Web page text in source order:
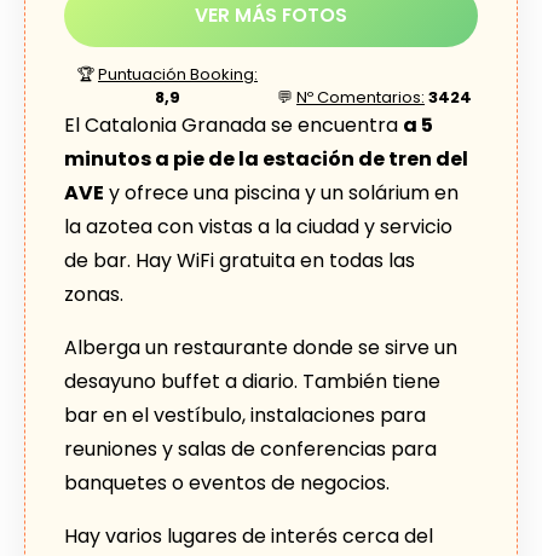
VER MÁS FOTOS
🏆Puntuación Booking:
8,9
💬 Nº Comentarios: 3424
El Catalonia Granada se encuentra a 5
minutos a pie de la estación de tren del
AVE y ofrece una piscina y un solárium en
la azotea con vistas a la ciudad y servicio
de bar. Hay WiFi gratuita en todas las
zonas.
Alberga un restaurante donde se sirve un
desayuno buffet a diario. También tiene
bar en el vestíbulo, instalaciones para
reuniones y salas de conferencias para
banquetes o eventos de negocios.
Hay varios lugares de interés cerca del